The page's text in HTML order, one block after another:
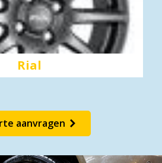
Rial
aanvragen